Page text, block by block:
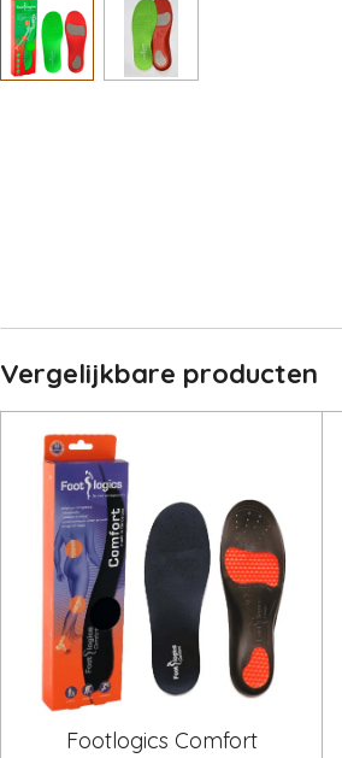
Vergelijkbare producten
Footlogics Comfort